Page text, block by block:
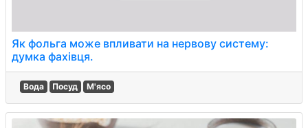
Як фольга може впливати на нервову систему:
думка фахівця.
Вода Посуд М'ясо